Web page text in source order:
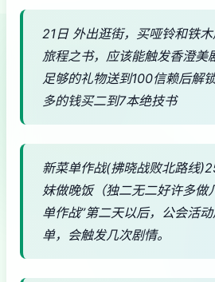
21日 外出逛街，买哑铃和铁
旅程之书，应该能触发香澄美
足够的礼物送到100信赖后解
多的钱买二到7本绝技书
新菜单作战(拂晓战败北路线
妹做晚饭（独二无二好许多做
单作战”第二天以后，公会活
单，会触发几次剧情。